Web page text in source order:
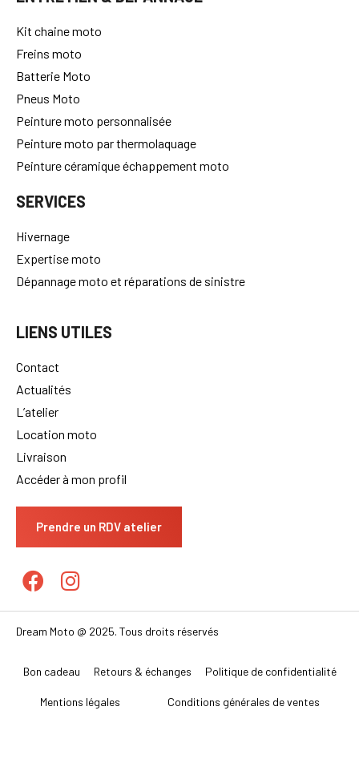
Kit chaine moto
Freins moto
Batterie Moto
Pneus Moto
Peinture moto personnalisée
Peinture moto par thermolaquage
Peinture céramique échappement moto
SERVICES
Hivernage
Expertise moto
Dépannage moto et réparations de sinistre
LIENS UTILES
Contact
Actualités
L’atelier
Location moto
Livraison
Accéder à mon profil
Prendre un RDV atelier
Dream Moto @ 2025. Tous droits réservés
Bon cadeau Retours & échanges Politique de confidentialité
Mentions légales Conditions générales de ventes